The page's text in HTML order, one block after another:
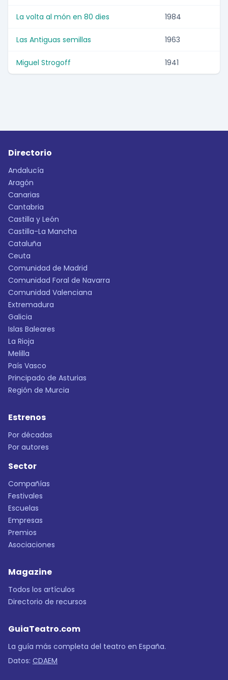
La volta al món en 80 dies 1984
Las Antiguas semillas 1963
Miguel Strogoff 1941
Directorio
Andalucía
Aragón
Canarias
Cantabria
Castilla y León
Castilla-La Mancha
Cataluña
Ceuta
Comunidad de Madrid
Comunidad Foral de Navarra
Comunidad Valenciana
Extremadura
Galicia
Islas Baleares
La Rioja
Melilla
País Vasco
Principado de Asturias
Región de Murcia
Estrenos
Por décadas
Por autores
Sector
Compañías
Festivales
Escuelas
Empresas
Premios
Asociaciones
Magazine
Todos los artículos
Directorio de recursos
GuiaTeatro.com
La guía más completa del teatro en España.
Datos: CDAEM